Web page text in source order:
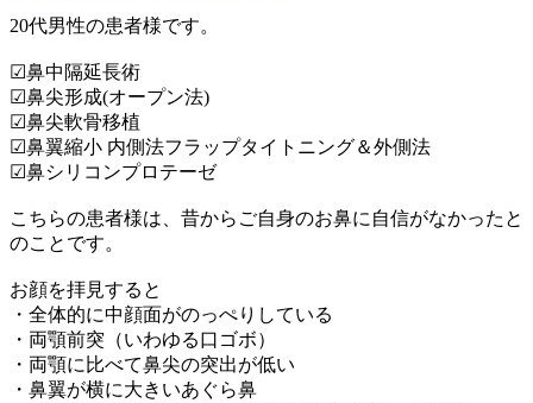
20代男性の患者様です。
☑︎鼻中隔延長術
☑︎鼻尖形成(オープン法)
☑︎鼻尖軟骨移植
︎︎☑︎鼻翼縮小 内側法フラップタイトニング＆外側法
☑︎鼻シリコンプロテーゼ
こちらの患者様は、昔からご自身のお鼻に自信がなかったと
のことです。
お顔を拝見すると
・全体的に中顔面がのっぺりしている
・両顎前突（いわゆる口ゴボ）
・両顎に比べて鼻尖の突出が低い
・鼻翼が横に大きいあぐら鼻